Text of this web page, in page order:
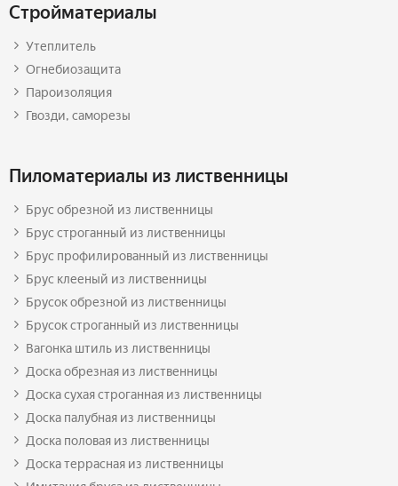
Стройматериалы
Утеплитель
Огнебиозащита
Пароизоляция
Гвозди, саморезы
Пиломатериалы из лиственницы
Брус обрезной из лиственницы
Брус строганный из лиственницы
Брус профилированный из лиственницы
Брус клееный из лиственницы
Брусок обрезной из лиственницы
Брусок строганный из лиственницы
Вагонка штиль из лиственницы
Доска обрезная из лиственницы
Доска сухая строганная из лиственницы
Доска палубная из лиственницы
Доска половая из лиственницы
Доска террасная из лиственницы